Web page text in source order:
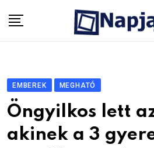
EMBEREK MEGHATÓ
Öngyilkos lett
akinek a 3